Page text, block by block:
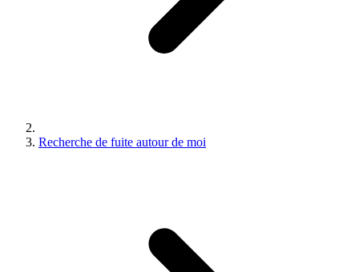
Recherche de fuite autour de moi